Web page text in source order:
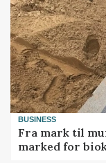
BUSINESS
Fra mark til
marked for